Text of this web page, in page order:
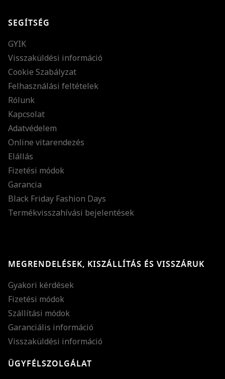
SEGÍTSÉG
GYIK
Visszaküldési információ
Cookie Szabályzat
Felhasználási feltételek
Rólunk
Kapcsolat
Adatvédelem
Online vitarendezés
Elállás
Fizetési módok
Garancia
Black Friday Fashion Days
Termékvisszahívási bejelentések
MEGRENDELÉSEK, KISZÁLLÍTÁS ÉS VISSZÁRUK
Gyakori kérdések
Fizetési módok
Szállítási módok
Garanciális információ
Visszaküldési információ
ÜGYFÉLSZOLGÁLAT